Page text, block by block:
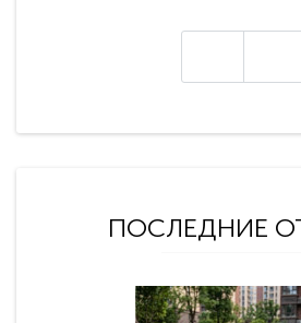
ПОСЛЕДНИЕ